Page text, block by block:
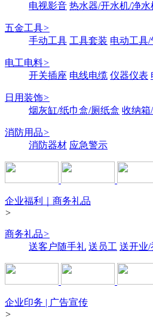
电视影音 热水器/开水机/净
五金工具>
手动工具 工具套装 电动工具
电工电料>
开关插座 电线电缆 仪器仪表
日用装饰>
烟灰缸/纸巾盒/厕纸盒 收纳箱
消防用品>
消防器材 应急警示
企业福利｜商务礼品
>
商务礼品>
送客户随手礼 送员工 送开业/
企业印务 | 广告宣传
>